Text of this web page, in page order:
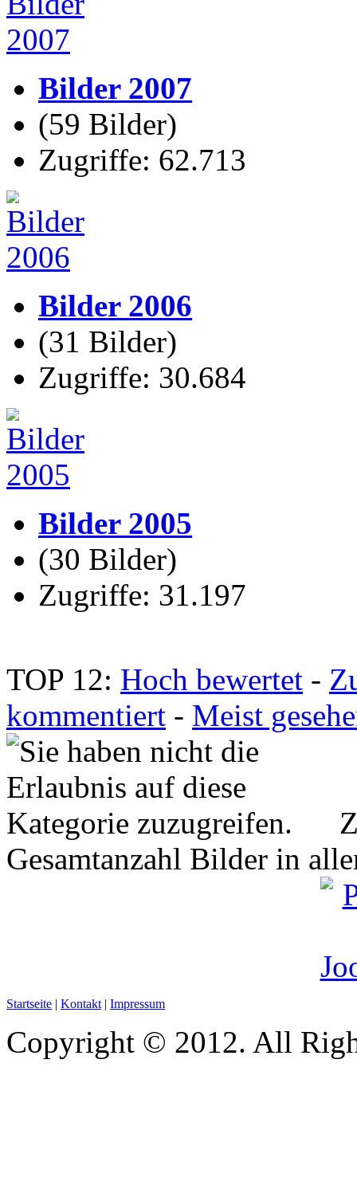
Bilder 2007
(59 Bilder)
Zugriffe: 62.713
Bilder 2006
(31 Bilder)
Zugriffe: 30.684
Bilder 2005
(30 Bilder)
Zugriffe: 31.197
TOP 12: Hoch bewertet -
kommentiert - Meist
Gesamtanzahl Bilder in
Startseite | Kontakt | Impressum
Copyright © 2012. All